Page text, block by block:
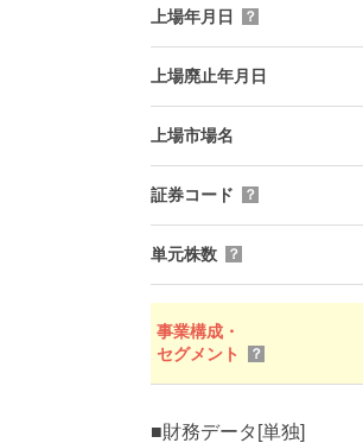
上場年月日 ？
上場廃止年月日
上場市場名
証券コード ？
単元株数 ？
事業構成・
セグメント
？
■財務データ[単独]